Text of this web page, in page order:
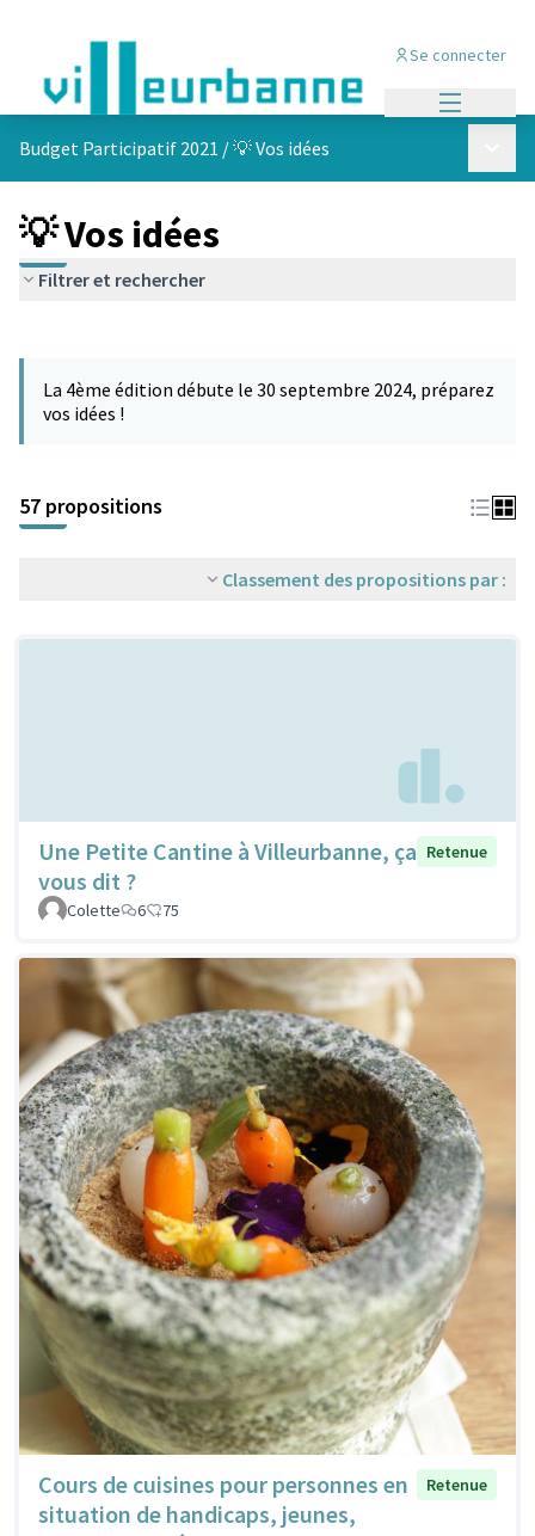
Se connecter
Budget Participatif 2021 /💡 Vos idées
💡 Vos idées
Filtrer et rechercher
La 4ème édition débute le 30 septembre 2024, préparez
vos idées !
57 propositions
Classement des propositions par :
Une Petite Cantine à Villeurbanne, ça
vous dit ?
Retenue
Colette 6 75
Cours de cuisines pour personnes en
situation de handicaps, jeunes,
Retenue